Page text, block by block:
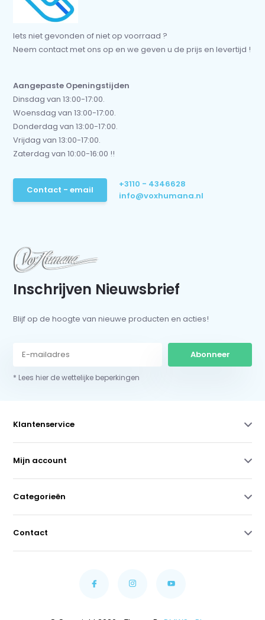
Iets niet gevonden of niet op voorraad ?
Neem contact met ons op en we geven u de prijs en levertijd !
Aangepaste Openingstijden
Dinsdag van 13:00-17:00.
Woensdag van 13:00-17:00.
Donderdag van 13:00-17:00.
Vrijdag van 13:00-17:00.
Zaterdag van 10:00-16:00 !!
Contact - email
+3110 - 4346628
info@voxhumana.nl
Inschrijven Nieuwsbrief
Blijf op de hoogte van nieuwe producten en acties!
Abonneer
* Lees hier de wettelijke beperkingen
Klantenservice
Mijn account
Categorieën
Contact